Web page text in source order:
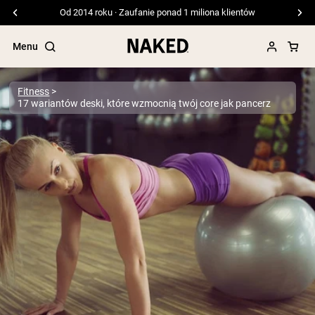
Darmowa wysyłka przy zamówieniach powyżej 99 USD
Menu
Popularne wyszukiwania
”Protein Powder“
”Overnight Oats“
”Vegan protein“
”Collagen“
”Micellar Casein“
ODŻYWKI BIAŁKOWEBestsellery
Białko grochu
Odżywka Białkowa z Serwatki z mleka
krów karmionych trawą
Fitness
17 wariantów deski, które wzmocnią twój core jak pancerz